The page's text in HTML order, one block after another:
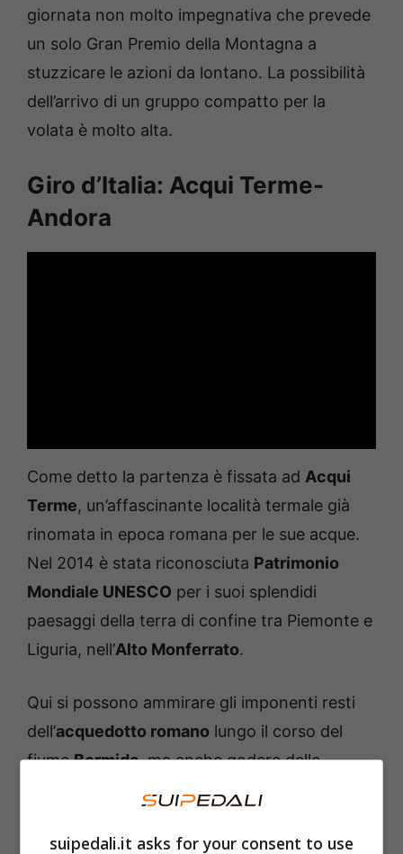
giornata non molto impegnativa che prevede
un solo Gran Premio della Montagna a
stuzzicare le azioni da lontano. La possibilità
dell’arrivo di un gruppo compatto per la
volata è molto alta.
Giro d’Italia: Acqui Terme-
Andora
Come detto la partenza è fissata ad Acqui
Terme, un’affascinante località termale già
rinomata in epoca romana per le sue acque.
Nel 2014 è stata riconosciuta Patrimonio
Mondiale UNESCO per i suoi splendidi
paesaggi della terra di confine tra Piemonte e
Liguria, nell’Alto Monferrato.
Qui si possono ammirare gli imponenti resti
dell’acquedotto romano lungo il corso del
fiumeBormida, ma anche godere delle
lardo, i peperoni con la bagna cauda e una
suipedali.it asks for your consent to use